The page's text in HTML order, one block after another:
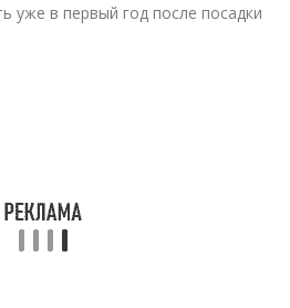
уже в первый год после посадки